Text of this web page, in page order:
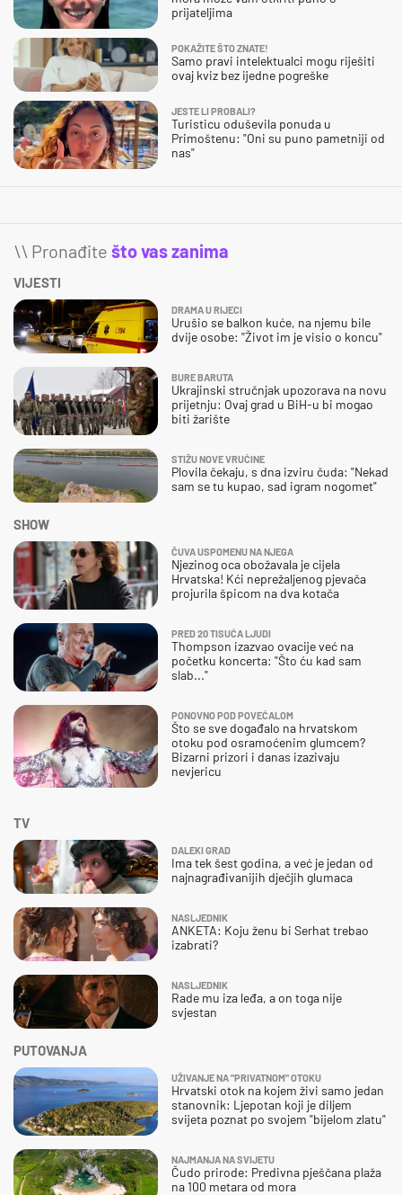
prijateljima
POKAŽITE ŠTO ZNATE!
Samo pravi intelektualci mogu riješiti
ovaj kviz bez ijedne pogreške
JESTE LI PROBALI?
Turisticu oduševila ponuda u
Primoštenu: "Oni su puno pametniji od
nas"
\\ Pronađite što vas zanima
VIJESTI
DRAMA U RIJECI
Urušio se balkon kuće, na njemu bile
dvije osobe: "Život im je visio o koncu"
BURE BARUTA
Ukrajinski stručnjak upozorava na novu
prijetnju: Ovaj grad u BiH-u bi mogao
biti žarište
STIŽU NOVE VRUĆINE
Plovila čekaju, s dna izviru čuda: "Nekad
sam se tu kupao, sad igram nogomet"
SHOW
ČUVA USPOMENU NA NJEGA
Njezinog oca obožavala je cijela
Hrvatska! Kći neprežaljenog pjevača
projurila špicom na dva kotača
PRED 20 TISUĆA LJUDI
Thompson izazvao ovacije već na
početku koncerta: "Što ću kad sam
slab..."
PONOVNO POD POVEĆALOM
Što se sve događalo na hrvatskom
otoku pod osramoćenim glumcem?
Bizarni prizori i danas izazivaju
nevjericu
TV
DALEKI GRAD
Ima tek šest godina, a već je jedan od
najnagrađivanijih dječjih glumaca
NASLJEDNIK
ANKETA: Koju ženu bi Serhat trebao
izabrati?
NASLJEDNIK
Rade mu iza leđa, a on toga nije
svjestan
PUTOVANJA
UŽIVANJE NA "PRIVATNOM" OTOKU
Hrvatski otok na kojem živi samo jedan
stanovnik: Ljepotan koji je diljem
svijeta poznat po svojem "bijelom zlatu"
NAJMANJA NA SVIJETU
Čudo prirode: Predivna pješčana plaža
na 100 metara od mora